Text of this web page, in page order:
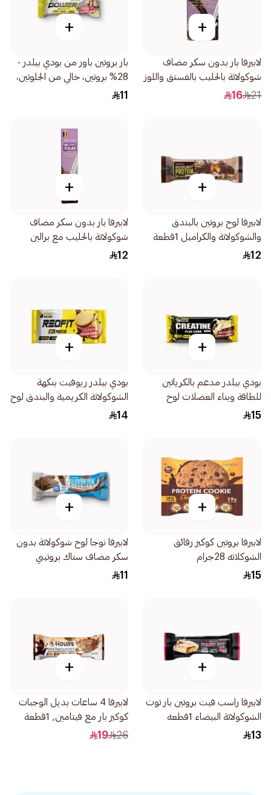
+
لابيرفا بار بدون سكر مضاف
شوكولاتة بالحليب بالفستق واللوز
والجوز 85جرام
21
16
+
بار بروتين باور من بودي بيلدر -
28% بروتين، خالي من الجلوتين،
بدون سكر مضاف، شوكولاتة
11
+
لابيرفا لوح بروتين بالبندق
والشوكولاتة والكراميل 1قطعة
12
+
لابيرفا بار بدون سكر مضاف
شوكولاتة بالحليب مع برالين
35جرام
12
+
بودي بيلدر مدعم بالكرياتين
للطاقة وبناء العضلات لوح
بروتين بار 45جرام
15
+
بودي بيلدر ريوفيت بنكهة
الشوكولاتة الكريمية والبندق لوح
بروتين بار 70جرام
14
+
لابيرفا بروتين كوكيز رقائق
الشوكلاته 28جرام
15
+
لابيرفا نوجا لوح شوكولاتة بدون
سكر مضاف سناك بروتيني
منخفض الكرب 35جرام
11
+
لابيرفا راسب فيت بروتين بار توت
الشوكولاتة البيضاء 1قطعه
13
+
لابيرفا 4 ساعات بديل الوجبات
كوكيز بار مع فيتامين, 1قطعة
26
19